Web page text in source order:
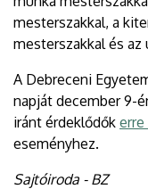
mesterszakkal, a
mesterszakkal és az
A Debreceni
napját december 9-
iránt érdeklődők erre
eseményhez.
Sajtóiroda - BZ